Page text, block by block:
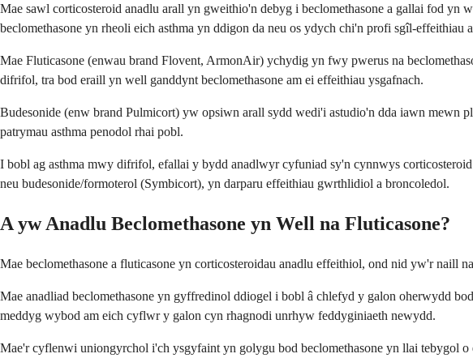
Mae sawl corticosteroid anadlu arall yn gweithio'n debyg i beclomethasone a gallai fod
beclomethasone yn rheoli eich asthma yn ddigon da neu os ydych chi'n profi sgîl-effeithiau
Mae Fluticasone (enwau brand Flovent, ArmonAir) ychydig yn fwy pwerus na
difrifol, tra bod eraill yn well ganddynt beclomethasone am ei effeithiau ysgafnach.
Budesonide (enw brand Pulmicort) yw opsiwn arall sydd wedi'i astudio'n dda iawn
patrymau asthma penodol rhai pobl.
I bobl ag asthma mwy difrifol, efallai y bydd anadlwyr cyfuniad sy'n cynnwys
neu budesonide/formoterol (Symbicort), yn darparu effeithiau gwrthlidiol a broncoledol.
A yw Anadlu Beclomethasone yn Well na Fluticasone?
Mae beclomethasone a fluticasone yn corticosteroidau anadlu effeithiol, ond nid yw'r naill
Mae anadliad beclomethasone yn gyffredinol ddiogel i bobl â chlefyd y galon oherwydd
meddyg wybod am eich cyflwr y galon cyn rhagnodi unrhyw feddyginiaeth newydd.
Mae'r cyflenwi uniongyrchol i'ch ysgyfaint yn golygu bod beclomethasone yn llai tebygol